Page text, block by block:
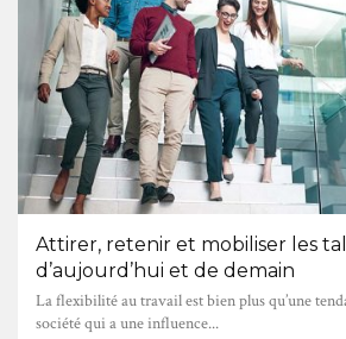
Attirer, retenir et mobiliser les
d’aujourd’hui et de demain
La flexibilité au travail est bien plus qu’une
société qui a une influence...